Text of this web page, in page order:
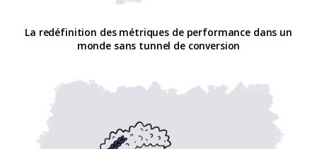
La redéfinition des métriques de performance dans un
monde sans tunnel de conversion